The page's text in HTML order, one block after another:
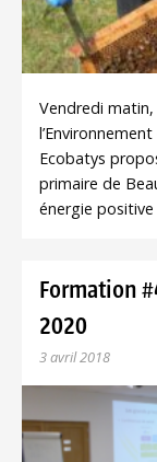
Vendredi matin,
Ecobatys
primaire de
énergie
Formation
2020
3 avril 2018